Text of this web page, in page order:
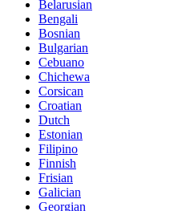
Belarusian
Bengali
Bosnian
Bulgarian
Cebuano
Chichewa
Corsican
Croatian
Dutch
Estonian
Filipino
Finnish
Frisian
Galician
Georgian